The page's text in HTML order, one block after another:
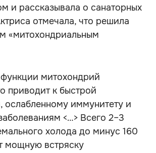
и рассказывала о санаторных
отмечала, что решила
«митохондриальным
митохондрий
приводит к быстрой
ослабленному иммунитету и
<…> Всего 2–3
холода до минус 160
мощную встряску